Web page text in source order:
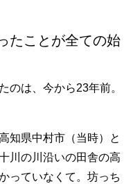
たことが全ての始
は、今から23年前。
知県中村市（当時）と
川の川沿いの田舎の高
っていなくて。坊っち